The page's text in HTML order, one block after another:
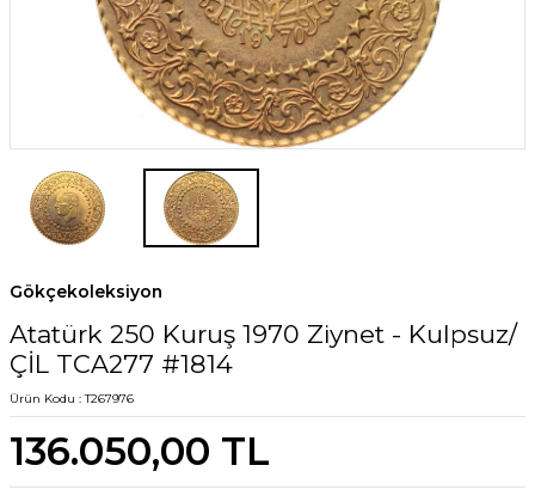
Gökçekoleksiyon
Atatürk 250 Kuruş 1970 Ziynet - Kulpsuz/
ÇİL TCA277 #1814
Ürün Kodu :T267976
136.050,00 TL